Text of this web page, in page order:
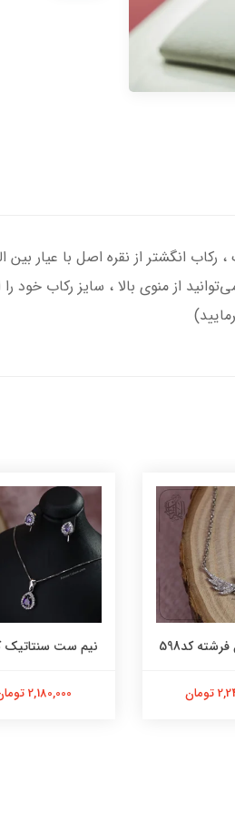
از منوی بالا ، سایز رکاب خود
کد598 نیم ست سنتاتیک
2,180,000 تومان